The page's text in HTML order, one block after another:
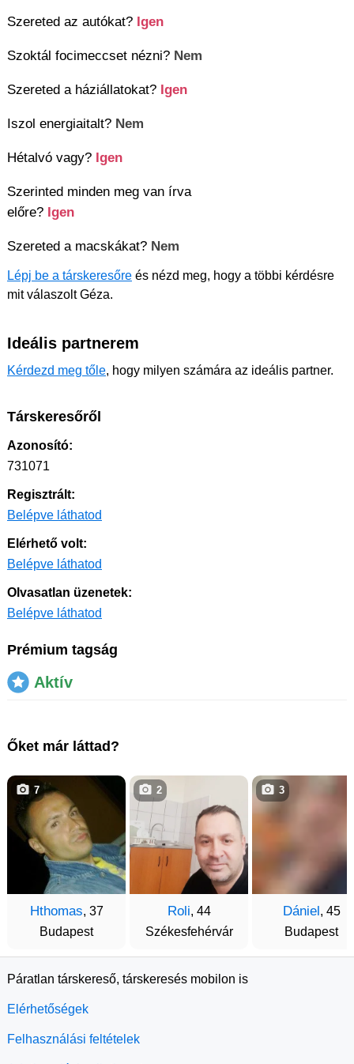
Szereted az autókat? Igen
Szoktál focimeccset nézni? Nem
Szereted a háziállatokat? Igen
Iszol energiaitalt? Nem
Hétalvó vagy? Igen
Szerinted minden meg van írva
előre? Igen
Szereted a macskákat? Nem
Lépj be a társkeresőre és nézd meg, hogy a többi kérdésre
mit válaszolt Géza.
Ideális partnerem
Kérdezd meg tőle, hogy milyen számára az ideális partner.
Társkeresőről
Azonosító:
731071
Regisztrált:
Belépve láthatod
Elérhető volt:
Belépve láthatod
Olvasatlan üzenetek:
Belépve láthatod
Prémium tagság
Aktív
Őket már láttad?
Hthomas, 37
Budapest
7
Roli, 44
Székesfehérvár
2
Dániel, 45
Budapest
3
Páratlan társkereső, társkeresés mobilon is
Elérhetőségek
Felhasználási feltételek